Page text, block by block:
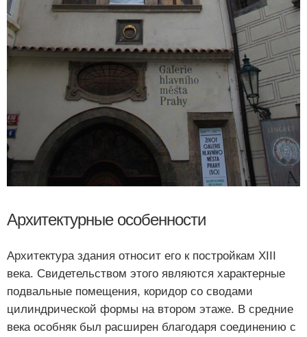
Архитектурные особенности
Архитектура здания относит его к постройкам ХIII
века. Свидетельством этого являются характерные
подвальные помещения, коридор со сводами
цилиндрической формы на втором этаже. В средние
века особняк был расширен благодаря соединению с